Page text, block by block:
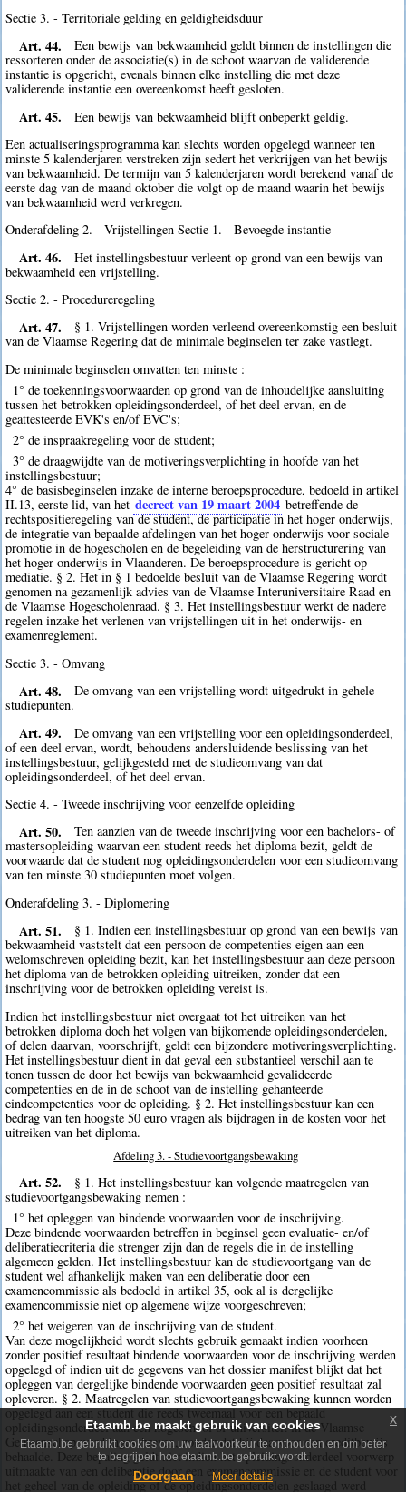
Sectie 3. - Territoriale gelding en geldigheidsduur
Art. 44.
Een bewijs van bekwaamheid geldt binnen de instellingen die
ressorteren onder de associatie(s) in de schoot waarvan de validerende
instantie is opgericht, evenals binnen elke instelling die met deze
validerende instantie een overeenkomst heeft gesloten.
Art. 45.
Een bewijs van bekwaamheid blijft onbeperkt geldig.
Een actualiseringsprogramma kan slechts worden opgelegd wanneer ten
minste 5 kalenderjaren verstreken zijn sedert het verkrijgen van het bewijs
van bekwaamheid. De termijn van 5 kalenderjaren wordt berekend vanaf de
eerste dag van de maand oktober die volgt op de maand waarin het bewijs
van bekwaamheid werd verkregen.
Onderafdeling 2. - Vrijstellingen Sectie 1. - Bevoegde instantie
Art. 46.
Het instellingsbestuur verleent op grond van een bewijs van
bekwaamheid een vrijstelling.
Sectie 2. - Procedureregeling
Art. 47.
§ 1. Vrijstellingen worden verleend overeenkomstig een besluit
van de Vlaamse Regering dat de minimale beginselen ter zake vastlegt.
De minimale beginselen omvatten ten minste :
1° de toekenningsvoorwaarden op grond van de inhoudelijke aansluiting
tussen het betrokken opleidingsonderdeel, of het deel ervan, en de
geattesteerde EVK's en/of EVC's;
2° de inspraakregeling voor de student;
3° de draagwijdte van de motiveringsverplichting in hoofde van het
instellingsbestuur;
4° de basisbeginselen inzake de interne beroepsprocedure, bedoeld in artikel
II.13, eerste lid, van het decreet van 19 maart 2004 betreffende de
rechtspositieregeling van de student, de participatie in het hoger onderwijs,
de integratie van bepaalde afdelingen van het hoger onderwijs voor sociale
promotie in de hogescholen en de begeleiding van de herstructurering van
het hoger onderwijs in Vlaanderen. De beroepsprocedure is gericht op
mediatie. § 2. Het in § 1 bedoelde besluit van de Vlaamse Regering wordt
genomen na gezamenlijk advies van de Vlaamse Interuniversitaire Raad en
de Vlaamse Hogescholenraad. § 3. Het instellingsbestuur werkt de nadere
regelen inzake het verlenen van vrijstellingen uit in het onderwijs- en
examenreglement.
Sectie 3. - Omvang
Art. 48.
De omvang van een vrijstelling wordt uitgedrukt in gehele
studiepunten.
Art. 49.
De omvang van een vrijstelling voor een opleidingsonderdeel,
of een deel ervan, wordt, behoudens andersluidende beslissing van het
instellingsbestuur, gelijkgesteld met de studieomvang van dat
opleidingsonderdeel, of het deel ervan.
Sectie 4. - Tweede inschrijving voor eenzelfde opleiding
Art. 50.
Ten aanzien van de tweede inschrijving voor een bachelors- of
mastersopleiding waarvan een student reeds het diploma bezit, geldt de
voorwaarde dat de student nog opleidingsonderdelen voor een studieomvang
van ten minste 30 studiepunten moet volgen.
Onderafdeling 3. - Diplomering
Art. 51.
§ 1. Indien een instellingsbestuur op grond van een bewijs van
bekwaamheid vaststelt dat een persoon de competenties eigen aan een
welomschreven opleiding bezit, kan het instellingsbestuur aan deze persoon
het diploma van de betrokken opleiding uitreiken, zonder dat een
inschrijving voor de betrokken opleiding vereist is.
Indien het instellingsbestuur niet overgaat tot het uitreiken van het
betrokken diploma doch het volgen van bijkomende opleidingsonderdelen,
of delen daarvan, voorschrijft, geldt een bijzondere motiveringsverplichting.
Het instellingsbestuur dient in dat geval een substantieel verschil aan te
tonen tussen de door het bewijs van bekwaamheid gevalideerde
competenties en de in de schoot van de instelling gehanteerde
eindcompetenties voor de opleiding. § 2. Het instellingsbestuur kan een
bedrag van ten hoogste 50 euro vragen als bijdragen in de kosten voor het
uitreiken van het diploma.
Afdeling 3. - Studievoortgangsbewaking
Art. 52.
§ 1. Het instellingsbestuur kan volgende maatregelen van
studievoortgangsbewaking nemen :
1° het opleggen van bindende voorwaarden voor de inschrijving.
Deze bindende voorwaarden betreffen in beginsel geen evaluatie- en/of
deliberatiecriteria die strenger zijn dan de regels die in de instelling
algemeen gelden. Het instellingsbestuur kan de studievoortgang van de
student wel afhankelijk maken van een deliberatie door een
examencommissie als bedoeld in artikel 35, ook al is dergelijke
examencommissie niet op algemene wijze voorgeschreven;
2° het weigeren van de inschrijving van de student.
Van deze mogelijkheid wordt slechts gebruik gemaakt indien voorheen
zonder positief resultaat bindende voorwaarden voor de inschrijving werden
opgelegd of indien uit de gegevens van het dossier manifest blijkt dat het
opleggen van dergelijke bindende voorwaarden geen positief resultaat zal
opleveren. § 2. Maatregelen van studievoortgangsbewaking kunnen worden
opgelegd aan een student die reeds tweemaal voor een bepaald
opleidingsonderdeel aan een hogeschool of universiteit in de Vlaamse
Gemeenschap werd ingeschreven, zonder dat hij daarvoor een creditbewijs
behaalde. Deze bepaling geldt niet indien het opleidingsonderdeel voorwerp
uitmaakte van een deliberatie door een examencommissie en de student voor
het geheel van de opleiding of de opleidingsonderdelen geslaagd werd
Etaamb.be maakt gebruik van cookies
Etaamb.be gebruikt cookies om uw taalvoorkeur te onthouden en om beter
te begrijpen hoe etaamb.be gebruikt wordt.
Doorgaan Meer details
x